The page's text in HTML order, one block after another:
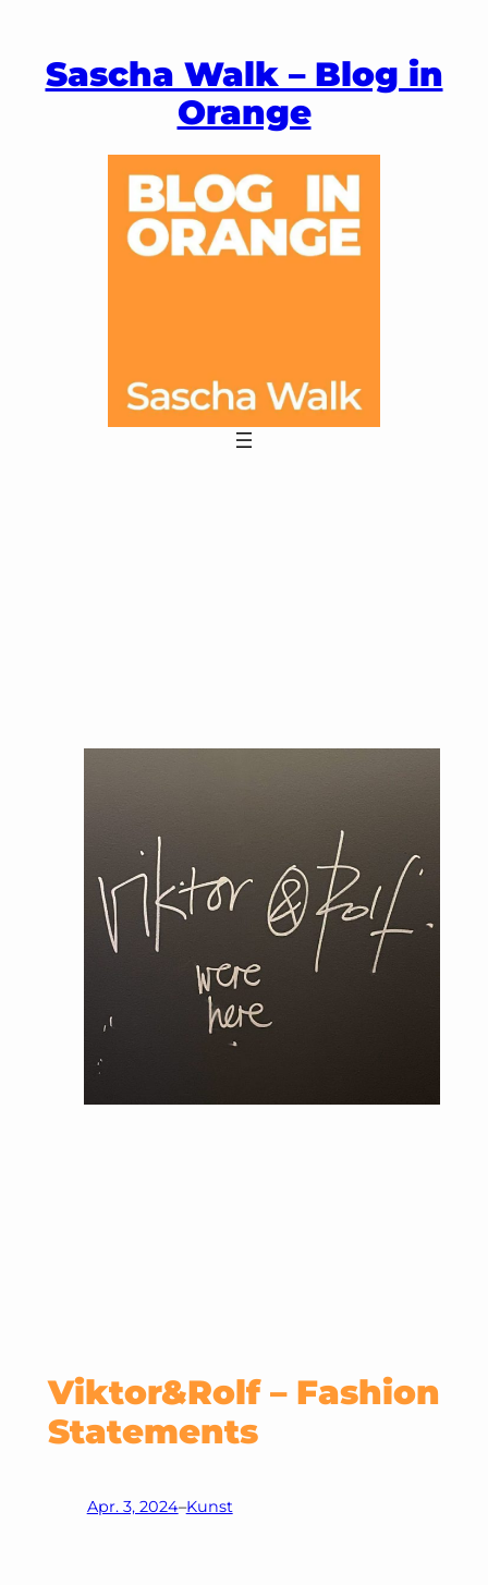
springen
Sascha Walk – Blog in
Orange
Viktor&Rolf – Fashion
Statements
Apr. 3, 2024–Kunst